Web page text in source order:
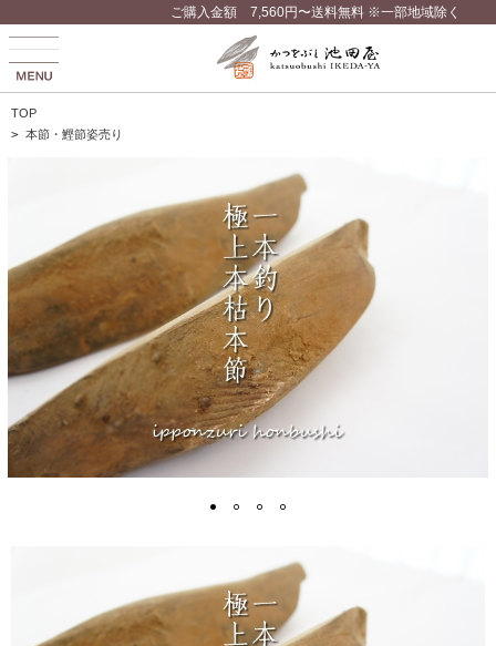
ご購入金額 7,560円〜送料無料 ※一部地域除く
TOP
> 本節・鰹節姿売り